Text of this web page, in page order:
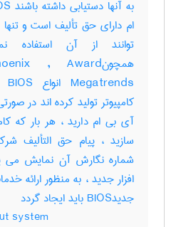
ام دارای حق تألیف است و
توانند از آن استفاده
کامپیوتر تولید کرده اند در
آی بی ام دارید ، هر بار که
شماره نگارش آن نمایش می
افزار جدید ، به منظور ارائه
جدیدBIOS باید ایجاد گردد
system